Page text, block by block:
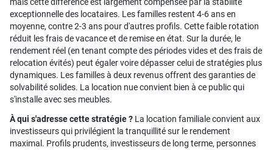
exceptionnelle des locataires. Les familles restent 4-6 ans en
moyenne, contre 2-3 ans pour d'autres profils. Cette faible rotation
réduit les frais de vacance et de remise en état. Sur la durée, le
rendement réel (en tenant compte des périodes vides et des frais de
relocation évités) peut égaler voire dépasser celui de stratégies plus
dynamiques. Les familles à deux revenus offrent des garanties de
solvabilité solides. La location nue convient bien à ce public qui
s'installe avec ses meubles.
À qui s'adresse cette stratégie ? La location familiale convient aux
investisseurs qui privilégient la tranquillité sur le rendement
maximal. Profils prudents, investisseurs de long terme, personnes